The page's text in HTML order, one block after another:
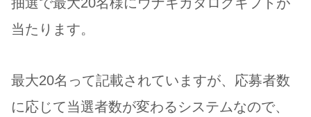
当たります。
最大20名って記載されていますが、応募者数
に応じて当選者数が変わるシステムなので、